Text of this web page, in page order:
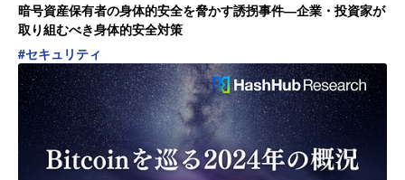
暗号資産保有者の身体的安全を脅かす誘拐事件―企業・投資家が
取り組むべき身体的安全対策
#セキュリティ